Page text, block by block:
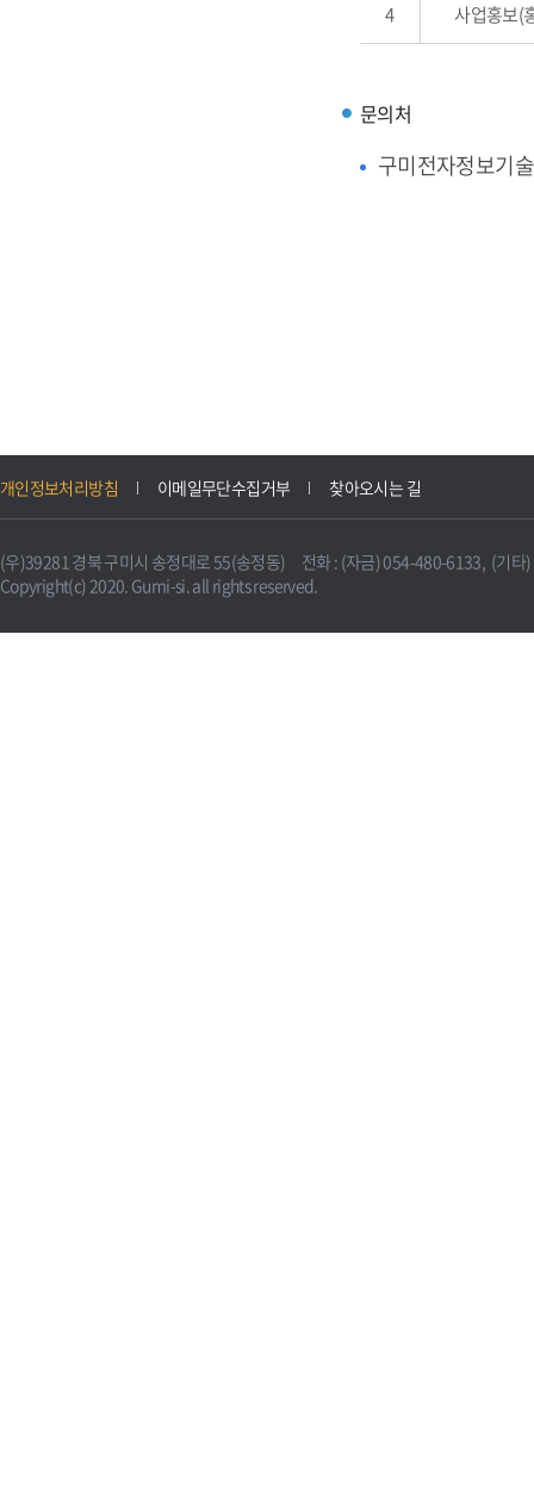
4 사업홍보(
문의처
구미전자정보기
개인정보처리방침 이메일무단수집거부 찾아오시는 길
(우)39281 경북 구미시 송정대로 55(송정동) 전화 : (자금) 054-480-6133, (기타
Copyright(c) 2020. Gumi-si. all rights reserved.